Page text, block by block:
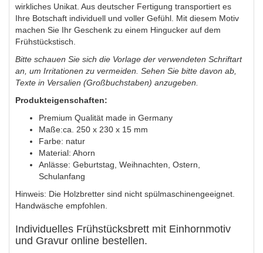
wirkliches Unikat. Aus deutscher Fertigung transportiert es
Ihre Botschaft individuell und voller Gefühl. Mit diesem Motiv
machen Sie Ihr Geschenk zu einem Hingucker auf dem
Frühstückstisch.
Bitte schauen Sie sich die Vorlage der verwendeten Schriftart
an, um Irritationen zu vermeiden. Sehen Sie bitte davon ab,
Texte in Versalien (Großbuchstaben) anzugeben.
Produkteigenschaften:
Premium Qualität made in Germany
Maße:ca. 250 x 230 x 15 mm
Farbe: natur
Material: Ahorn
Anlässe: Geburtstag, Weihnachten, Ostern,
Schulanfang
Hinweis: Die Holzbretter sind nicht spülmaschinengeeignet.
Handwäsche empfohlen.
Individuelles Frühstücksbrett mit Einhornmotiv
und Gravur online bestellen.